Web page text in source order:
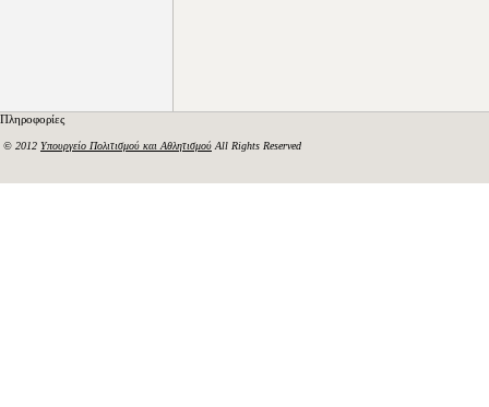
Πληροφορίες
© 2012 Υπουργείο Πολιτισμού και Αθλητισμού All Rights Reserved